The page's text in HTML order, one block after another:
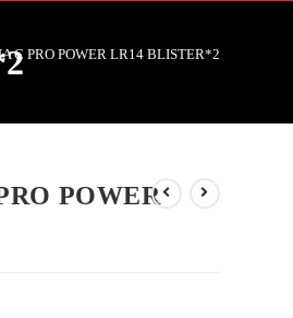
C PRO POWER LR14 BLISTER*2
POWER